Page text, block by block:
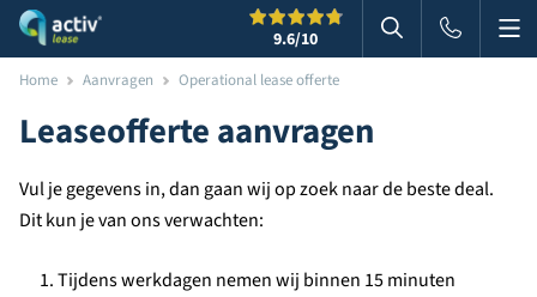
9.6/10 Zoeken in
Home Aanvragen Operational lease offerte
Leaseofferte aanvragen
Vul je gegevens in, dan gaan wij op zoek naar de beste deal.
Dit kun je van ons verwachten:
Tijdens werkdagen nemen wij binnen 15 minuten